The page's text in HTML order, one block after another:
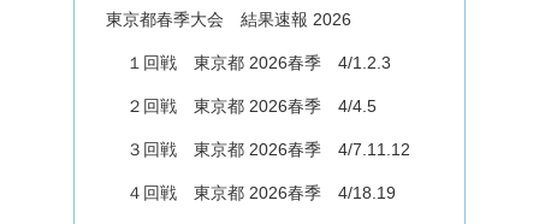
東京都春季大会 結果速報 2026
１回戦 東京都 2026春季 4/1.2.3
２回戦 東京都 2026春季 4/4.5
３回戦 東京都 2026春季 4/7.11.12
４回戦 東京都 2026春季 4/18.19